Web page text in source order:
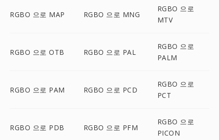
RGBO 으로 MAP RGBO 으로 MNG
RGBO 으로
MTV
RGBO 으로 OTB RGBO 으로 PAL
RGBO 으로
PALM
RGBO 으로 PAM RGBO 으로 PCD
RGBO 으로
PCT
RGBO 으로 PDB RGBO 으로 PFM
RGBO 으로
PICON